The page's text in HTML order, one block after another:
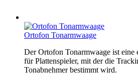
Ortofon Tonarmwaage
Der Ortofon Tonarmwaage ist eine
für Plattenspieler, mit der die
Tonabnehmer bestimmt wird.